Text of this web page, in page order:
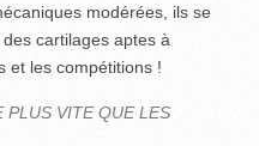
modérées, ils se
cartilages aptes à
et les compétitions !
PLUS VITE QUE LES